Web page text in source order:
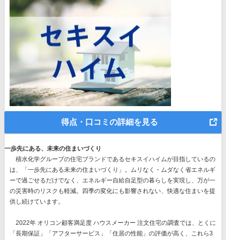
得点・口コミの詳細を見る
一歩先にある、未来の住まいづくり
積水化学グループの住宅ブランドであるセキスイハイムが目指しているの
は、
「一歩先にある未来の住まいづくり」。 ムリなく・ムダなく省エネルギ
ーで過ごせるだけでなく、エネルギー自給自足型の暮らしを実現し、万が一
の災害時のリスクも軽減。四季の変化にも影響されない、快適な住まいを提
供し続けています。
2022年 オリコン顧客満足度 ハウスメーカー 注文住宅の調査では、とくに
「長期保証」「アフターサービス」「住居の性能」の評価が高く、これら3